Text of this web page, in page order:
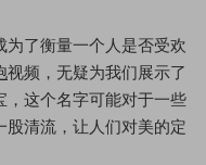
了衡量一个人是否受欢
视频，无疑为我们展示了
，这个名字可能对于一些
股清流，让人们对美的定